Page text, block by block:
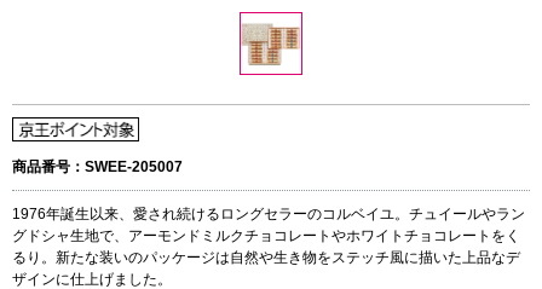
商品番号：SWEE-205007
1976年誕生以来、愛され続けるロングセラーのコルベイユ。チュイールやラン
グドシャ生地で、アーモンドミルクチョコレートやホワイトチョコレートをく
るり。新たな装いのパッケージは自然や生き物をステッチ風に描いた上品なデ
ザインに仕上げました。